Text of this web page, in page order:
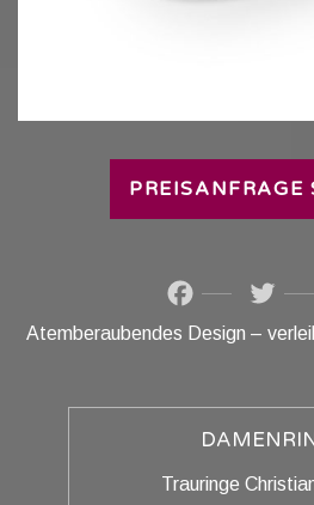
PREISANFRAGE
Facebook
Atemberaubendes Design –
Trauringe